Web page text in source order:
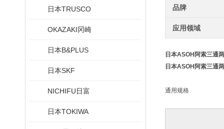
日本TRUSCO
OKAZAKI冈崎
日本B&PLUS
日本SKF
NICHIFU日富
日本TOKIWA
品牌
应用领域
日本ASOH阿索三通
日本ASOH阿索三通
通用规格